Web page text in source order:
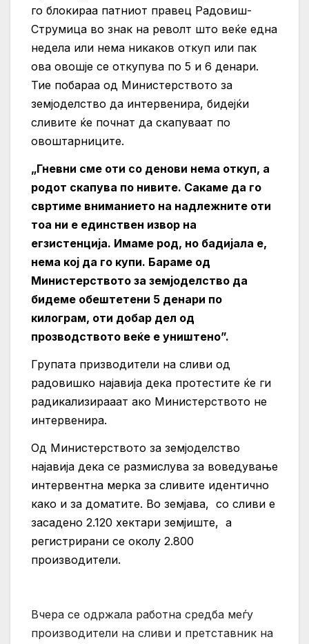
го блокираа патниот правец Радовиш-
Струмица во знак на револт што веќе една
недела или нема никаков откуп или пак
ова овошје се откупува по 5 и 6 денари.
Тие побараа од Mинистерството за
земјоделство да интервенира, бидејќи
сливите ќе почнат да скапуваат по
овоштарниците.
„Гневни сме оти со денови нема откуп, а
родот скапува по нивите. Сакаме да го
свртиме вниманието на надлежните оти
тоа ни е единствен извор на
егзистенција. Имаме род, но бадијала е,
нема кој да го купи. Бараме од
Министерството за земјоделство да
бидеме обештетени 5 денари по
килограм, оти добар дел од
прозводството веќе е уништено”.
Групата призводители на сливи од
радовишко најавија дека протестите ќе ги
радикализирааат ако Министерството не
интервенира.
Од Mинистерството за земјоделство
најавија дека се размислува за воведување
интервентна мерка за сливите идентично
како и за доматите. Во земјава, со сливи е
засадено 2.120 хектари земјиште, а
регистрирани се околу 2.800
производители.
Вчера се одржала работна средба меѓу
производители на сливи и претставник на